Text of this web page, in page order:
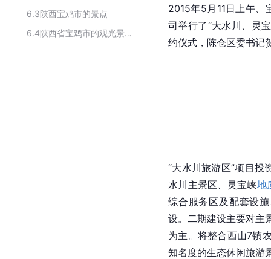
6.3陕西宝鸡市的景点
6.4
陕西省宝鸡市的观光景点
2015年5月11日上午、
司举行了“大水川、灵
约仪式，陈仓区委书记
“大水川旅游区”项目
水川主景区、灵宝峡地
综合服务区及配套设
设。二期建设主要对主
为主。将整合西山7镇
知名度的生态休闲旅游